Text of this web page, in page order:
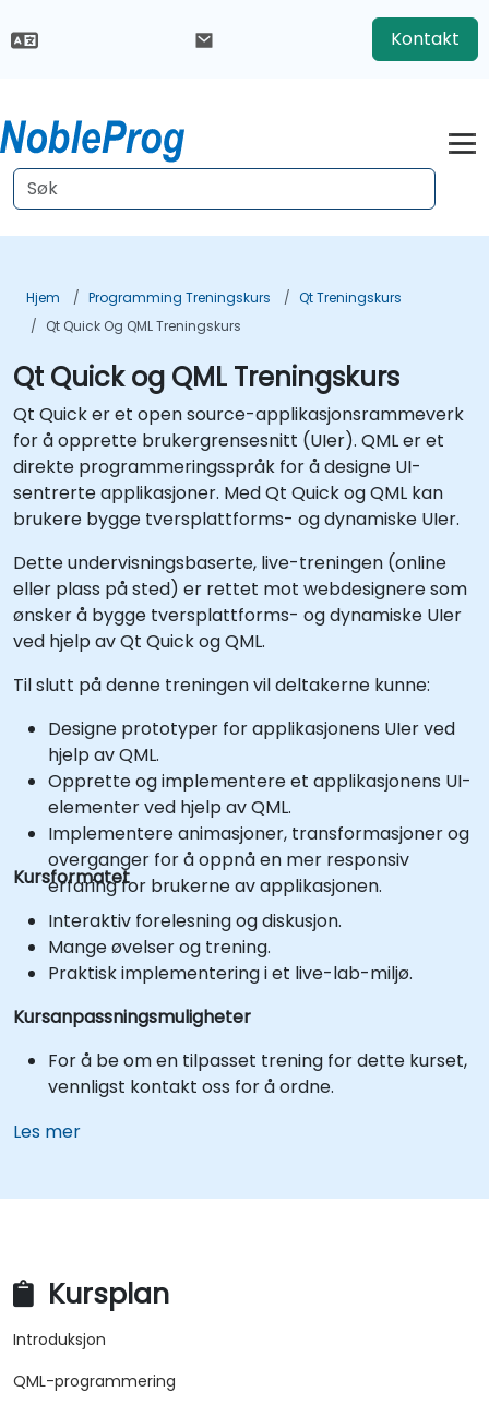
Kontakt
Hjem Programming Treningskurs
Qt Treningskurs
Qt Quick Og QML Treningskurs
Qt Quick og QML Treningskurs
Qt Quick er et open source-applikasjonsrammeverk
for å opprette brukergrensesnitt (UIer). QML er et
direkte programmeringsspråk for å designe UI-
sentrerte applikasjoner. Med Qt Quick og QML kan
brukere bygge tversplattforms- og dynamiske UIer.
Dette undervisningsbaserte, live-treningen (online
eller plass på sted) er rettet mot webdesignere som
ønsker å bygge tversplattforms- og dynamiske UIer
ved hjelp av Qt Quick og QML.
Til slutt på denne treningen vil deltakerne kunne:
Designe prototyper for applikasjonens UIer ved
hjelp av QML.
Opprette og implementere et applikasjonens UI-
elementer ved hjelp av QML.
Implementere animasjoner, transformasjoner og
overganger for å oppnå en mer responsiv
erfaring for brukerne av applikasjonen.
Kursformatet
Interaktiv forelesning og diskusjon.
Mange øvelser og trening.
Praktisk implementering i et live-lab-miljø.
Kursanpassningsmuligheter
For å be om en tilpasset trening for dette kurset,
vennligst kontakt oss for å ordne.
Les mer
Kursplan
Introduksjon
QML-programmering